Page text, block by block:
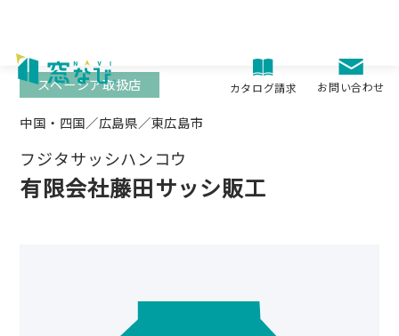
content
カタログ請求 お問い合わせ
中国・四国／広島県／東広島市
フジタサッシハンコウ
有限会社藤田サッシ販工
スペーシア取扱店